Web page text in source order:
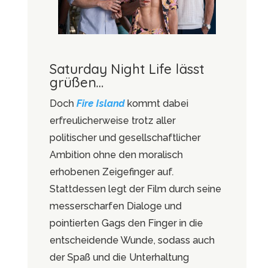
Saturday Night Life lässt
grüßen…
Doch Fire Islandkommt dabei
erfreulicherweise trotz aller
politischer und gesellschaftlicher
Ambition ohne den moralisch
erhobenen Zeigefinger auf.
Stattdessen legt der Film durch seine
messerscharfen Dialoge und
pointierten Gags den Finger in die
entscheidende Wunde, sodass auch
der Spaß und die Unterhaltung